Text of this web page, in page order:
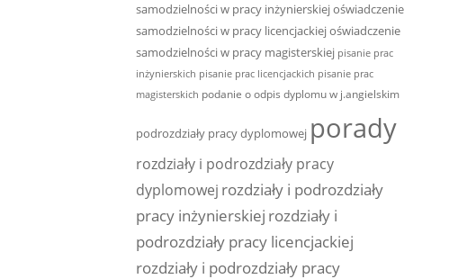
samodzielności w pracy inżynierskiejoświadczenie
samodzielności w pracy licencjackiejoświadczenie
samodzielności w pracy magisterskiej pisanie prac
inżynierskich pisanie prac licencjackich pisanie prac
magisterskich podanie o odpis dyplomu w j.angielskim
podrozdziały pracy dyplomowej porady
rozdziały i podrozdziały pracy
dyplomowej rozdziały i podrozdziały
pracy inżynierskiej rozdziały i
podrozdziały pracy licencjackiej
rozdziały i podrozdziały pracy